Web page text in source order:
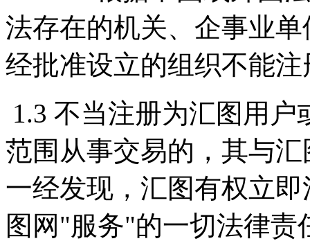
法存在的机关、企事业
经批准设立的组织不能
1.3 不当注册为汇图用
范围从事交易的，其与
一经发现，汇图有权立
图网"服务"的一切法律责